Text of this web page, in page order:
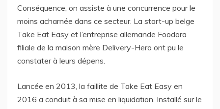
Conséquence, on assiste à une concurrence pour le
moins acharnée dans ce secteur. La start-up belge
Take Eat Easy et l’entreprise allemande Foodora
filiale de la maison mère Delivery-Hero ont pu le
constater à leurs dépens.
Lancée en 2013, la faillite de Take Eat Easy en
2016 a conduit à sa mise en liquidation. Installé sur le